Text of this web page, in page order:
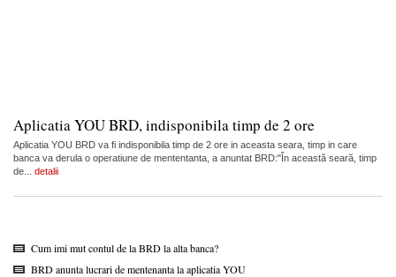
Aplicatia YOU BRD, indisponibila timp de 2 ore
Aplicatia YOU BRD va fi indisponibila timp de 2 ore in aceasta seara, timp in care
banca va derula o operatiune de mententanta, a anuntat BRD:"În această seară, timp
de... detalii
Cum imi mut contul de la BRD la alta banca?
BRD anunta lucrari de mentenanta la aplicatia YOU